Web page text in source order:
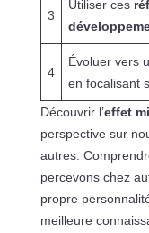
3
Utiliser ces
4
Évoluer vers
en focalisant
Découvrir l’effet
perspective sur
autres.
percevons chez
propre
meilleure